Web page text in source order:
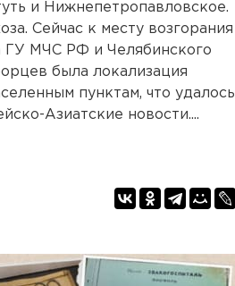
и Нижнепетропавловское.
Сейчас к месту возгорания
ГУ МЧС РФ и Челябинского
была локализация
пунктам, что удалось
Азиатские новости....